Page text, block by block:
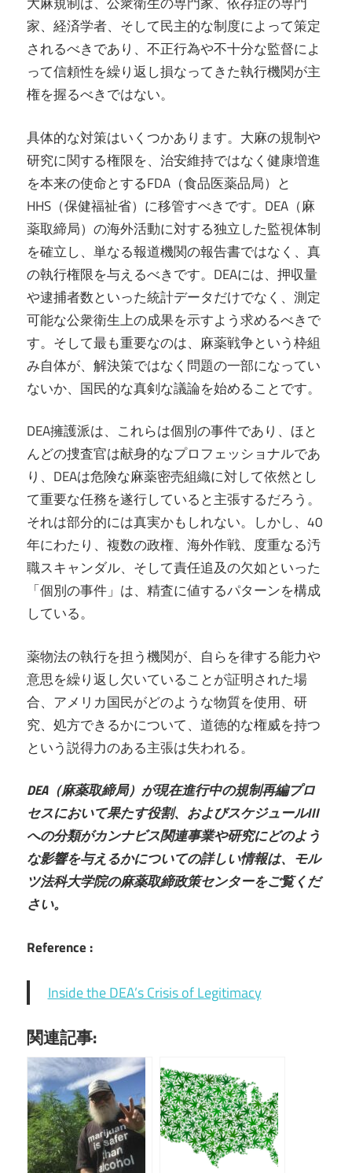
家、経済学者、そして民主的な制度によって策定
されるべきであり、不正行為や不十分な監督によ
って信頼性を繰り返し損なってきた執行機関が主
権を握るべきではない。
具体的な対策はいくつかあります。大麻の規制や
研究に関する権限を、治安維持ではなく健康増進
を本来の使命とするFDA（食品医薬品局）と
HHS（保健福祉省）に移管すべきです。DEA（麻
薬取締局）の海外活動に対する独立した監視体制
を確立し、単なる報道機関の報告書ではなく、真
の執行権限を与えるべきです。DEAには、押収量
や逮捕者数といった統計データだけでなく、測定
可能な公衆衛生上の成果を示すよう求めるべきで
す。そして最も重要なのは、麻薬戦争という枠組
み自体が、解決策ではなく問題の一部になってい
ないか、国民的な真剣な議論を始めることです。
DEA擁護派は、これらは個別の事件であり、ほと
んどの捜査官は献身的なプロフェッショナルであ
り、DEAは危険な麻薬密売組織に対して依然とし
て重要な任務を遂行していると主張するだろう。
それは部分的には真実かもしれない。しかし、40
年にわたり、複数の政権、海外作戦、度重なる汚
職スキャンダル、そして責任追及の欠如といった
「個別の事件」は、精査に値するパターンを構成
している。
薬物法の執行を担う機関が、自らを律する能力や
意思を繰り返し欠いていることが証明された場
合、アメリカ国民がどのような物質を使用、研
究、処方できるかについて、道徳的な権威を持つ
という説得力のある主張は失われる。
DEA（麻薬取締局）が現在進行中の規制再編プロ
セスにおいて果たす役割、およびスケジュールIII
への分類がカンナビス関連事業や研究にどのよう
な影響を与えるかについての詳しい情報は、モル
ツ法科大学院の麻薬取締政策センターをご覧くだ
さい。
Reference :
Inside the DEA’s Crisis of Legitimacy
関連記事: